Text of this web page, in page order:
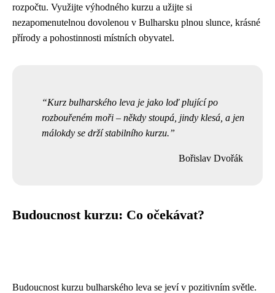
rozpočtu. Využijte výhodného kurzu a užijte si
nezapomenutelnou dovolenou v Bulharsku plnou slunce, krásné
přírody a pohostinnosti místních obyvatel.
Kurz bulharského leva je jako loď plující po
rozbouřeném moři – ​​někdy stoupá, jindy klesá, a jen
málokdy se drží stabilního kurzu.
Bořislav Dvořák
Budoucnost kurzu: Co očekávat?
Budoucnost kurzu bulharského leva se jeví v pozitivním světle.